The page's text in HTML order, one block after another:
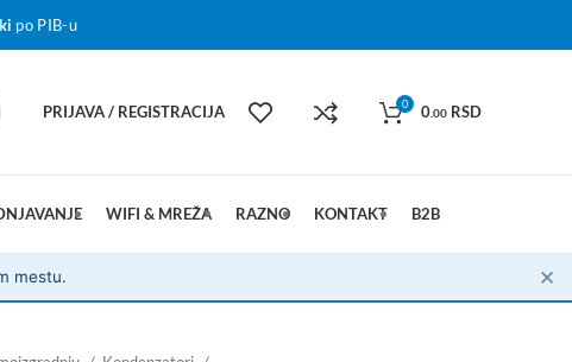
po PIB-u
PRIJAVA / REGISTRACIJA 0 0.00 RSD
WIFI & MREŽA RAZNO KONTAKT B2B
mestu. ✕